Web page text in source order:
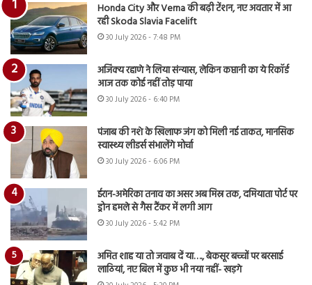
Honda City और Verna की बढ़ी टेंशन, नए अवतार में आ
रही Skoda Slavia Facelift
30 July 2026 - 7:48 PM
अजिंक्य रहाणे ने लिया संन्यास, लेकिन कप्तानी का ये रिकॉर्ड
आज तक कोई नहीं तोड़ पाया
30 July 2026 - 6:40 PM
पंजाब की नशे के खिलाफ जंग को मिली नई ताकत, मानसिक
स्वास्थ्य लीडर्स संभालेंगे मोर्चा
30 July 2026 - 6:06 PM
ईरान-अमेरिका तनाव का असर अब मिस्र तक, दमियाता पोर्ट पर
ड्रोन हमले से गैस टैंकर में लगी आग
30 July 2026 - 5:42 PM
अमित शाह या तो जवाब दें या…., बेकसूर बच्चों पर बरसाई
लाठियां, नए बिल में कुछ भी नया नहीं- खड़गे